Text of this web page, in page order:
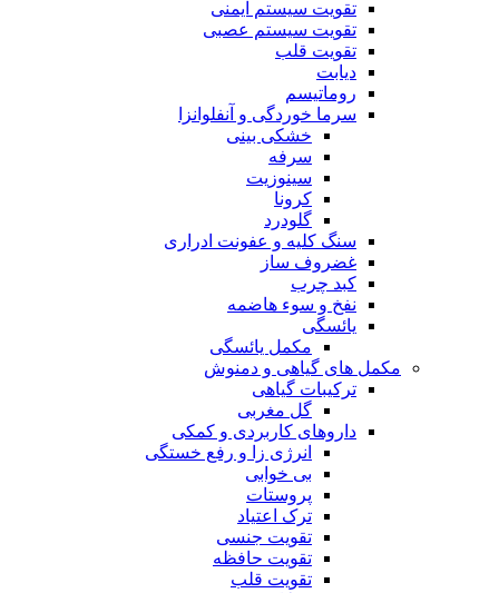
تقویت سیستم ایمنی
تقویت سیستم عصبی
تقویت قلب
دیابت
روماتیسم
سرما خوردگی و آنفلوانزا
خشکی بینی
سرفه
سینوزیت
کرونا
گلودرد
سنگ کلیه و عفونت ادراری
غضروف ساز
کبد چرب
نفخ و سوء هاضمه
یائسگی
مکمل یائسگی
مکمل های گیاهی و دمنوش
ترکیبات گیاهی
گل مغربی
داروهای کاربردی و کمکی
انرژی زا و رفع خستگی
بی خوابی
پروستات
ترک اعتیاد
تقویت جنسی
تقویت حافظه
تقویت قلب